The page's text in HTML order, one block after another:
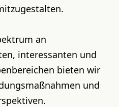
an
interessanten und
bieten wir
und